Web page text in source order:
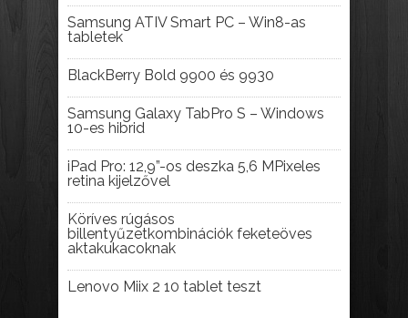
Samsung ATIV Smart PC – Win8-as
tabletek
BlackBerry Bold 9900 és 9930
Samsung Galaxy TabPro S – Windows
10-es hibrid
iPad Pro: 12,9”-os deszka 5,6 MPixeles
retina kijelzővel
Köríves rúgásos
billentyűzetkombinációk feketeöves
aktakukacoknak
Lenovo Miix 2 10 tablet teszt